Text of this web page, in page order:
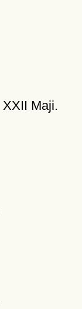
XXII Maji.